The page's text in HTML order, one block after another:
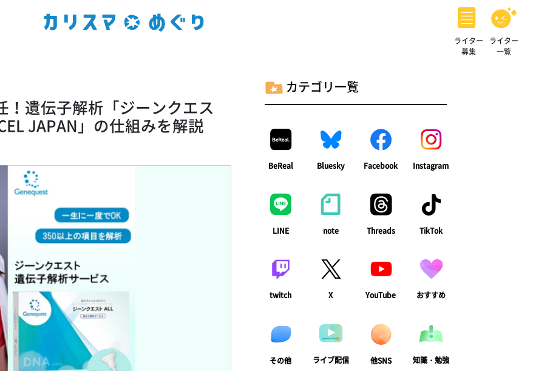
ライター
募集
ライター
一覧
遺伝子解析「ジーンクエス
JAPAN」の仕組みを解説
カテゴリ一覧
BeReal Bluesky Facebook Instagram
LINE note Threads TikTok
twitch X YouTube おすすめ
その他 ライブ配信 他SNS 知識・勉強